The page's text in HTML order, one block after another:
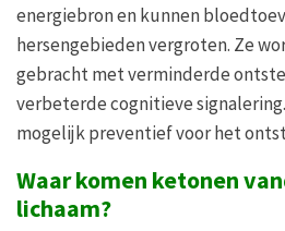
energiebron en kunnen
hersengebieden vergroten. Ze
gebracht met verminderde
verbeterde cognitieve
mogelijk preventief voor het
Waar komen ketonen
lichaam?